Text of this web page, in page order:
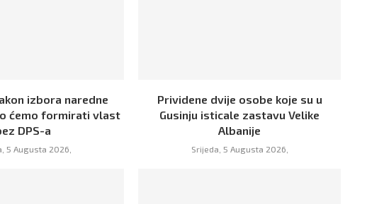
izbora naredne
ćemo formirati vlast
DPS-a
5 Augusta 2026,
Prividene dvije osobe koje su u
Gusinju isticale zastavu Velike
Albanije
Srijeda, 5 Augusta 2026,